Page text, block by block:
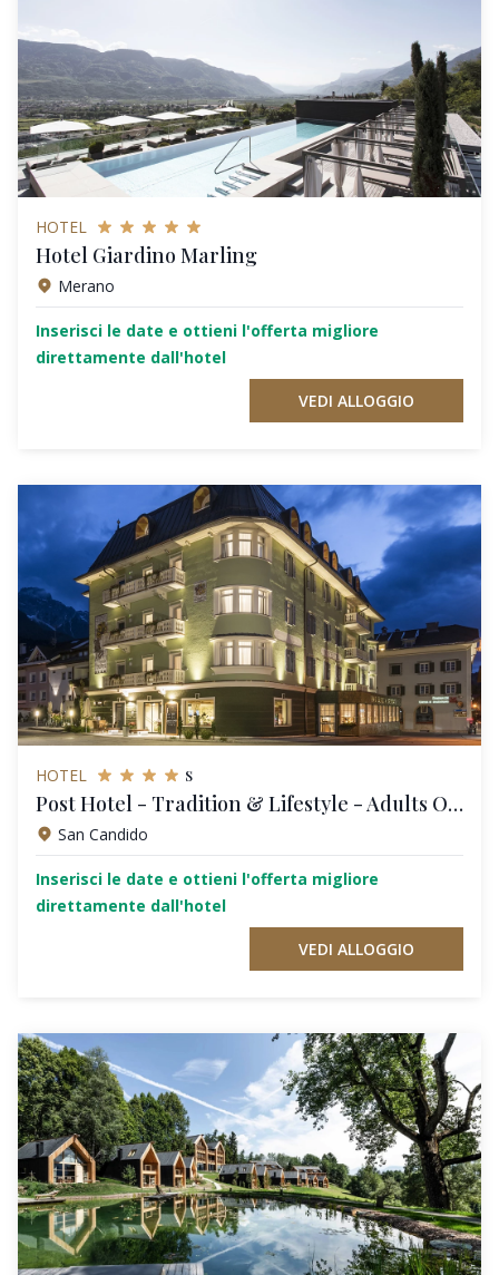
HOTEL
Hotel Giardino Marling
Merano
Inserisci le date e ottieni l'offerta migliore
direttamente dall'hotel
VEDI ALLOGGIO
HOTEL s
Post Hotel - Tradition & Lifestyle - Adults Only
San Candido
Inserisci le date e ottieni l'offerta migliore
direttamente dall'hotel
VEDI ALLOGGIO